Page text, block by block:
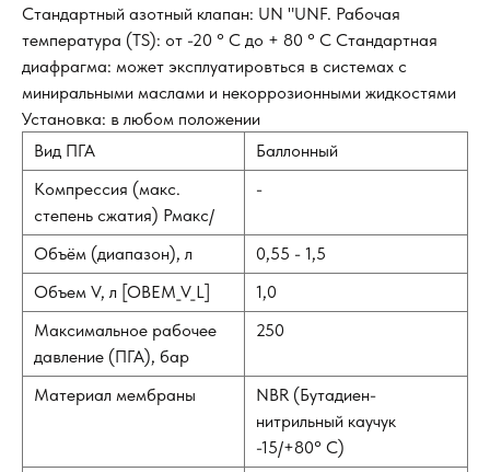
Стандартный азотный клапан: UN "UNF. Рабочая
температура (TS): от -20 ° C до + 80 ° C Стандартная
диафрагма: может эксплуатировться в системах с
миниральными маслами и некоррозионными жидкостями
Установка: в любом положении
Вид ПГА
Баллонный
Компрессия (макс.
степень сжатия) Рмакс/
-
Объём (диапазон), л
0,55 - 1,5
Объем V, л [OBEM_V_L]
1,0
Максимальное рабочее
давление (ПГА), бар
250
Материал мембраны
NBR (Бутадиен-
нитрильный каучук
-15/+80° С)